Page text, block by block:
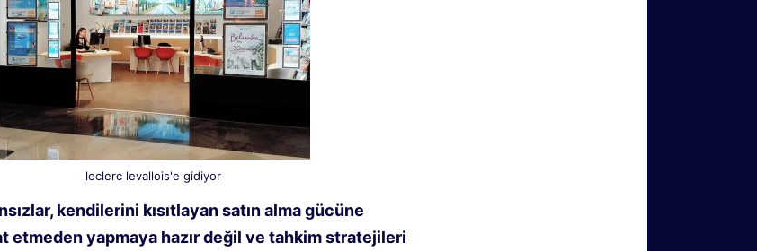
leclerc levallois'e gidiyor
kendilerini kısıtlayan satın alma gücüne
etmeden yapmaya hazır değil ve tahkim stratejileri